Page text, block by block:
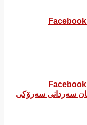
Facebook
Facebook